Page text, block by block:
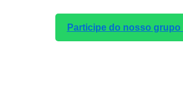
Participe do nosso